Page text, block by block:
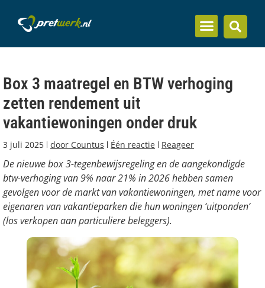
Box 3 maatregel en BTW verhoging
zetten rendement uit
vakantiewoningen onder druk
3 juli 2025 door Countus Één reactie Reageer
De nieuwe box 3-tegenbewijsregeling en de aangekondigde
btw-verhoging van 9% naar 21% in 2026 hebben samen
gevolgen voor de markt van vakantiewoningen, met name voor
eigenaren van vakantieparken die hun woningen ‘uitponden’
(los verkopen aan particuliere beleggers).